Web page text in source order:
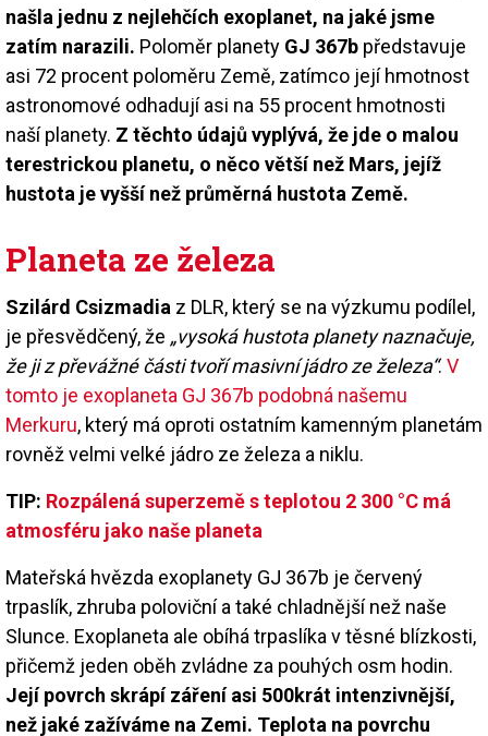
našla jednu z nejlehčích exoplanet, na jaké jsme
zatím narazili. Poloměr planety GJ 367b představuje
asi 72 procent poloměru Země, zatímco její hmotnost
astronomové odhadují asi na 55 procent hmotnosti
naší planety. Z těchto údajů vyplývá, že jde o malou
terestrickou planetu, o něco větší než Mars, jejíž
hustota je vyšší než průměrná hustota Země.
Planeta ze železa
Szilárd Csizmadia z DLR, který se na výzkumu podílel,
je přesvědčený, že „vysoká hustota planety naznačuje,
že ji z převážné části tvoří masivní jádro ze železa“.V
tomto je exoplaneta GJ 367b podobná našemu
Merkuru, který má oproti ostatním kamenným planetám
rovněž velmi velké jádro ze železa a niklu.
TIP: Rozpálená superzemě s teplotou 2 300 °C má
atmosféru jako naše planeta
Mateřská hvězda exoplanety GJ 367b je červený
trpaslík, zhruba poloviční a také chladnější než naše
Slunce. Exoplaneta ale obíhá trpaslíka v těsné blízkosti,
přičemž jeden oběh zvládne za pouhých osm hodin.
Její povrch skrápí záření asi 500krát intenzivnější,
než jaké zažíváme na Zemi. Teplota na povrchu